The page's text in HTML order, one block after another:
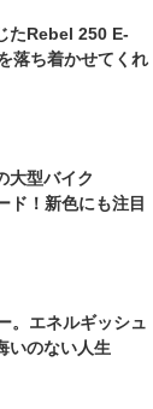
たRebel 250 E-
落ち着かせてくれ
大型バイク
ド！新色にも注目
。エネルギッシュ
いのない人生